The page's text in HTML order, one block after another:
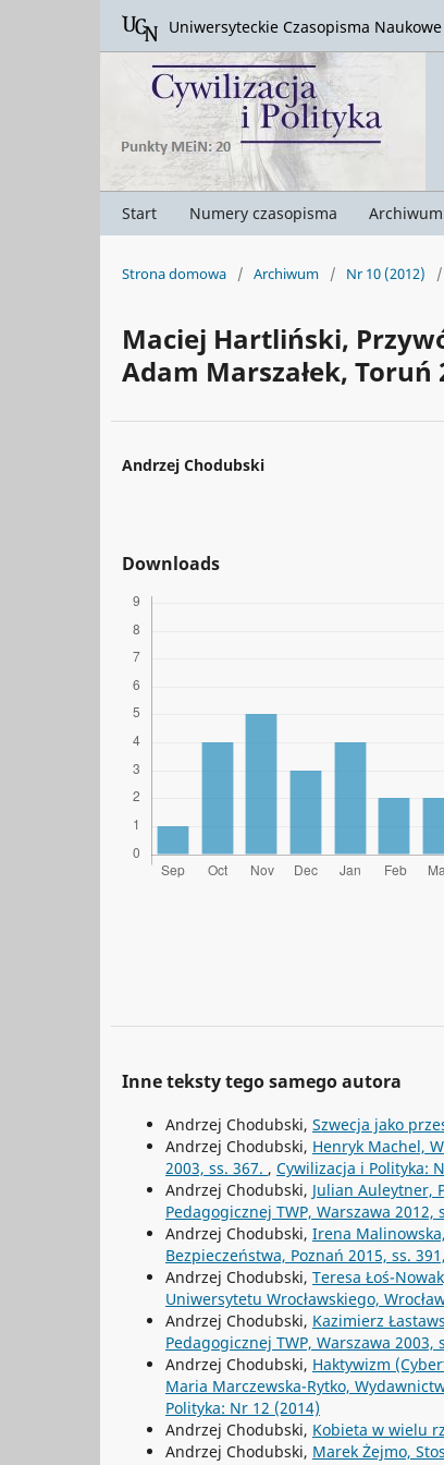
Start Numery czasopisma Archiwum
Uniwersyteckie Czasopisma Naukowe
Strona domowa / Archiwum / Nr 10 (2012) /
Maciej Hartliński,
Adam Marszałek, Toruń
Andrzej Chodubski
Downloads
Inne teksty tego samego autora
Andrzej Chodubski, Szwecja jako
Andrzej Chodubski, Henryk Machel,
2003, ss. 367. , Cywilizacja i Polityka:
Andrzej Chodubski, Julian Auleytner,
Pedagogicznej TWP, Warszawa 2012,
Andrzej Chodubski, Irena
Bezpieczeństwa, Poznań 2015, ss.
Andrzej Chodubski, Teresa Łoś-
Uniwersytetu Wrocławskiego,
Andrzej Chodubski, Kazimierz
Pedagogicznej TWP, Warszawa 2003,
Andrzej Chodubski, Haktywizm
Maria Marczewska-Rytko,
Polityka: Nr 12 (2014)
Andrzej Chodubski, Kobieta w wielu
Andrzej Chodubski, Marek Żejmo,